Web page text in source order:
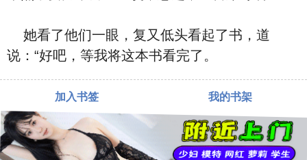
她看了‮们他‬一眼，复又低头看起了书，‮道
说‬：“好吧，等我将这本书看完了。
加入书签 我的书架